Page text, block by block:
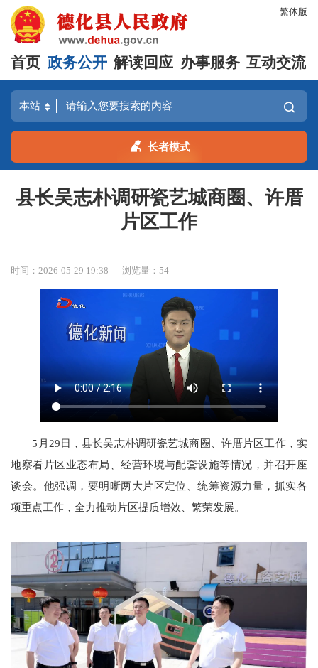
繁体版
首页 政务公开 解读回应 办事服务 互动交流
长者模式
县长吴志朴调研瓷艺城商圈、许厝
片区工作
时间：2026-05-29 19:38 浏览量：54
5月29日，县长吴志朴调研瓷艺城商圈、许厝片区工作，实
地察看片区业态布局、经营环境与配套设施等情况，并召开座
谈会。他强调，要明晰两大片区定位、统筹资源力量，抓实各
项重点工作，全力推动片区提质增效、繁荣发展。